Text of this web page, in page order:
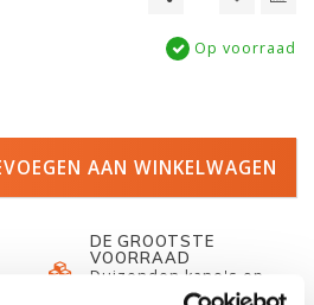
Op voorraad
AAN WINKELWAGEN
DE GROOTSTE
VOORRAAD
Duizenden kano's op